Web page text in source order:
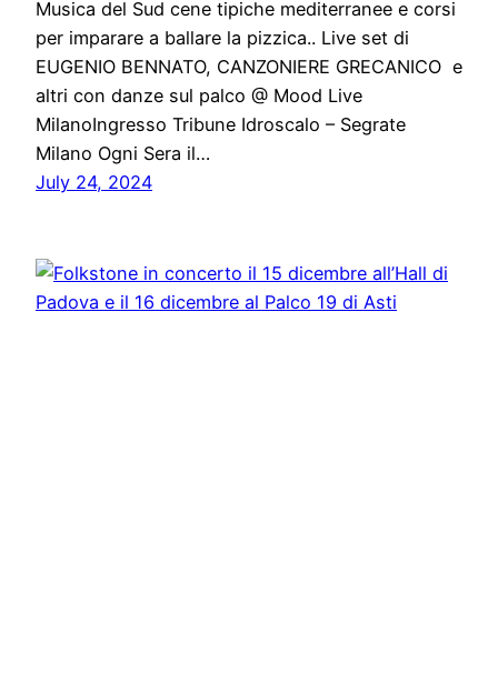
Musica del Sud cene tipiche mediterranee e corsi
per imparare a ballare la pizzica.. Live set di
EUGENIO BENNATO, CANZONIERE GRECANICO e
altri con danze sul palco @ Mood Live
MilanoIngresso Tribune Idroscalo – Segrate
Milano Ogni Sera il…
July 24, 2024